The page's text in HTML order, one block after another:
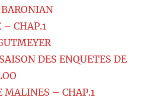
– CHAP.1
DES ENQUETES DE
MALINES – CHAP.1